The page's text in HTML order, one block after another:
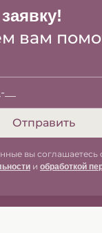
вам
Отправить
вы соглашаетесь
и обработкой